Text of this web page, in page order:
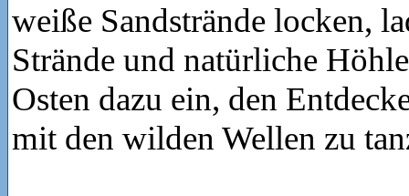
weiße Sandstrände locken,
Strände und natürliche
Osten dazu ein, den
mit den wilden Wellen zu